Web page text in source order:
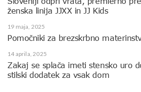
ženska linija JJXX in JJ Kids
19 maja, 2025
Pomočniki za brezskrbno
14 aprila, 2025
Zakaj se splača imeti stensko uro
stilski dodatek za vsak dom